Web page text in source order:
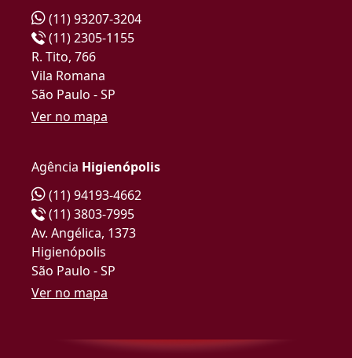
(11) 93207-3204
(11) 2305-1155
R. Tito, 766
Vila Romana
São Paulo - SP
Ver no mapa
Agência Higienópolis
(11) 94193-4662
(11) 3803-7995
Av. Angélica, 1373
Higienópolis
São Paulo - SP
Ver no mapa